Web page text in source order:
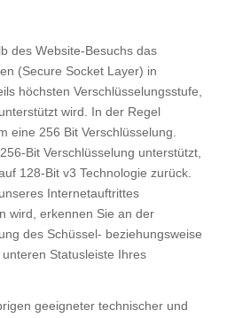
des Website-Besuchs das
(Secure Socket Layer) in
höchsten Verschlüsselungsstufe,
wird. In der Regel
eine 256 Bit Verschlüsselung.
Bit Verschlüsselung unterstützt,
128-Bit v3 Technologie zurück.
Internetauftrittes
wird, erkennen Sie an der
des Schüssel- beziehungsweise
Statusleiste Ihres
geeigneter technischer und